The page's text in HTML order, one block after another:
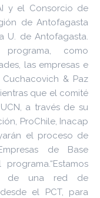
y el Consorcio de
de Antofagasta
U. de Antofagasta.
como
las empresas e
Cuchacovich & Paz
que el comité
a través de su
ProChile, Inacap
el proceso de
de Base
de una red de
el PCT, para